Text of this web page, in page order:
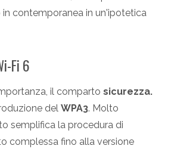
in contemporanea in un'ipotetica
Fi 6
il comparto sicurezza.
del WPA3. Molto
semplifica la procedura di
complessa fino alla versione